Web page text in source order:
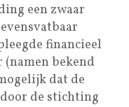
een zwaar
financieel
(namen bekend
dat de
de stichting